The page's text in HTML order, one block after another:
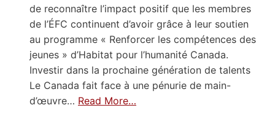
de reconnaître l’impact positif que les membres
de l’ÉFC continuent d’avoir grâce à leur soutien
au programme « Renforcer les compétences des
jeunes » d’Habitat pour l’humanité Canada.
Investir dans la prochaine génération de talents
Le Canada fait face à une pénurie de main-
d’œuvre… Read More…